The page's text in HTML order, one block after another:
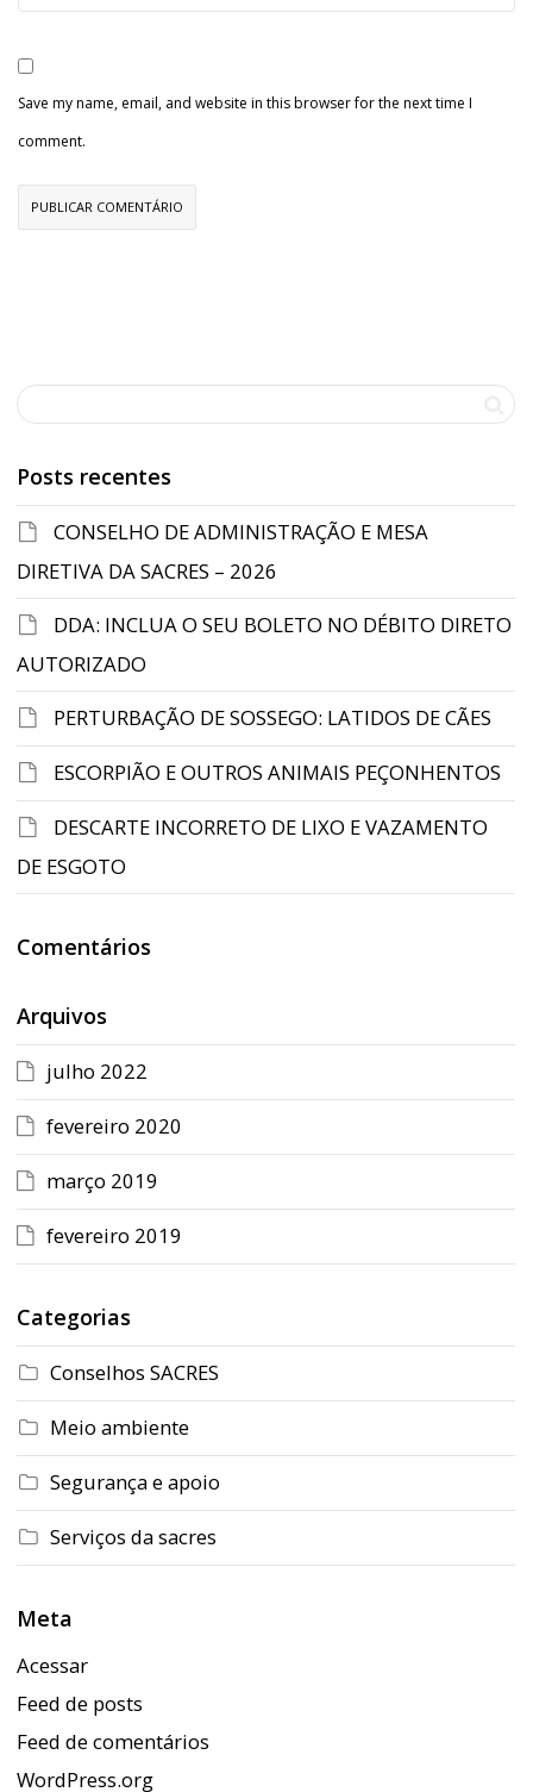
Save my name, email, and website in this browser for the next time I
comment.
Posts recentes
CONSELHO DE ADMINISTRAÇÃO E MESA
DIRETIVA DA SACRES – 2026
DDA: INCLUA O SEU BOLETO NO DÉBITO DIRETO
AUTORIZADO
PERTURBAÇÃO DE SOSSEGO: LATIDOS DE CÃES
ESCORPIÃO E OUTROS ANIMAIS PEÇONHENTOS
DESCARTE INCORRETO DE LIXO E VAZAMENTO
DE ESGOTO
Comentários
Arquivos
julho 2022
fevereiro 2020
março 2019
fevereiro 2019
Categorias
Conselhos SACRES
Meio ambiente
Segurança e apoio
Serviços da sacres
Meta
Acessar
Feed de posts
Feed de comentários
WordPress.org